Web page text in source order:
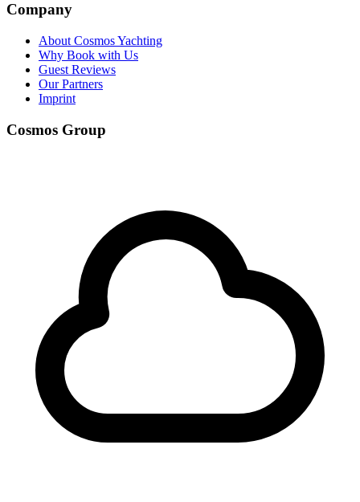
Company
About Cosmos Yachting
Why Book with Us
Guest Reviews
Our Partners
Imprint
Cosmos Group